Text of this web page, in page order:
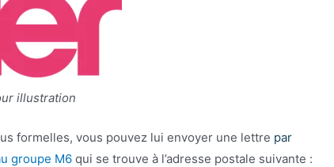
illustration
formelles, vous pouvez lui envoyer une lettre par
groupe M6 qui se trouve à l’adresse postale suivante :